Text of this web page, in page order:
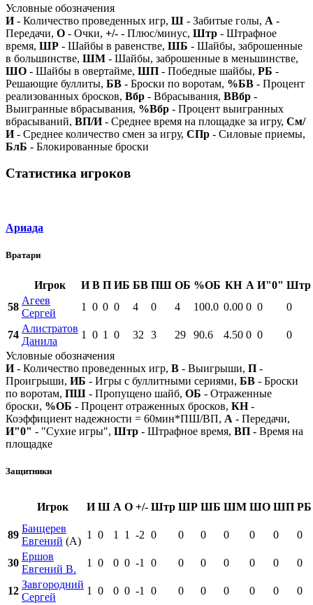
Условные обозначения
И- Количество проведенных игр, Ш - Забитые голы, А -
Передачи, О - Очки, +/- - Плюс/минус, Штр - Штрафное
время, ШР - Шайбы в равенстве, ШБ - Шайбы, заброшенные
в большинстве, ШМ - Шайбы, заброшенные в меньшинстве,
ШО - Шайбы в овертайме, ШП - Победные шайбы, РБ -
Решающие буллиты, БВ - Броски по воротам, %БВ - Процент
реализованных бросков, Вбр - Вбрасывания, ВВбр -
Выигранные вбрасывания, %Вбр - Процент выигранных
вбрасываний, ВП/И- Среднее время на площадке за игру, См/
И- Среднее количество смен за игру, СПр - Силовые приемы,
БлБ - Блокированные броски
Статистика игроков
Ариада
Вратари
Игрок И В П ИБ БВ ПШ ОБ %ОБ КН А И"0" Штр
58
Агеев
Сергей
1 0 0 0 4 0 4 100.0 0.00 0 0 0
74
Алистратов
Данила
1 0 1 0 32 3 29 90.6 4.50 0 0
0
Условные обозначения
И- Количество проведенных игр, В - Выигрыши, П -
Проигрыши, ИБ - Игры с буллитными сериями, БВ - Броски
по воротам, ПШ - Пропущено шайб, ОБ - Отраженные
броски, %ОБ - Процент отраженных бросков, КН-
Коэффициент надежности = 60мин*ПШ/ВП, А - Передачи,
И"0" - "Сухие игры", Штр - Штрафное время, ВП - Время на
площадке
Защитники
Игрок И Ш А О +/- Штр ШР ШБ ШМ ШО ШП РБ
89
Банцерев
Евгений (А)
1 0 1 1 -2 0 0 0 0 0 0 0
30
Ершов
Евгений В.
1 0 0 0 -1 0 0 0 0 0 0 0
12
Завгородний
Сергей
1 0 0 0 -1 0 0 0 0 0 0 0